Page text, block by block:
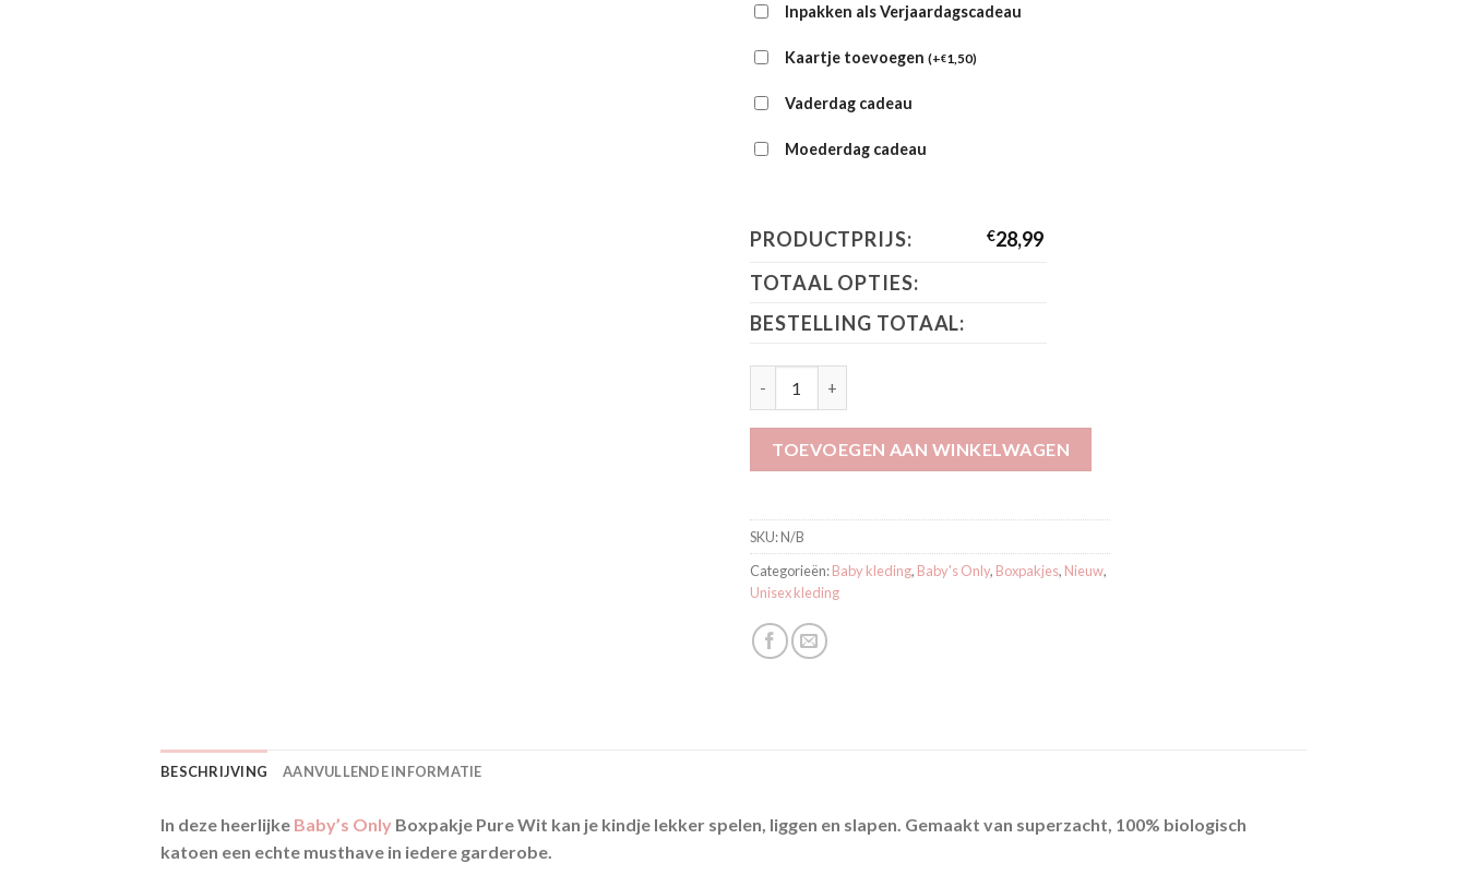
Inpakken als Verjaardagscadeau
Kaartje toevoegen (+€1,50)
Vaderdag cadeau
Moederdag cadeau
PRODUCTPRIJS: €28,99
TOTAAL OPTIES:
BESTELLING TOTAAL:
TOEVOEGEN AAN WINKELWAGEN
SKU:N/B
Categorieën:Baby kleding, Baby's Only, Boxpakjes, Nieuw,
Unisex kleding
BESCHRIJVING AANVULLENDE INFORMATIE
In deze heerlijke Baby’s Only Boxpakje Pure Wit kan je kindje lekker spelen, liggen en slapen. Gemaakt van superzacht, 100% biologisch
katoen een echte musthave in iedere garderobe.